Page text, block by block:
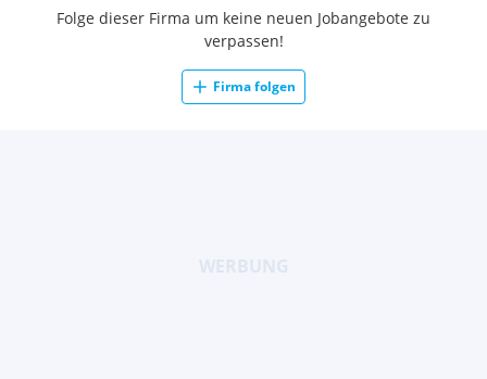
Folge dieser Firma um keine neuen Jobangebote zu
verpassen!
Firma folgen